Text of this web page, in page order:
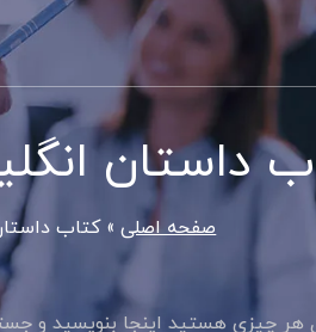
داستان
صفحه اصلی کتاب